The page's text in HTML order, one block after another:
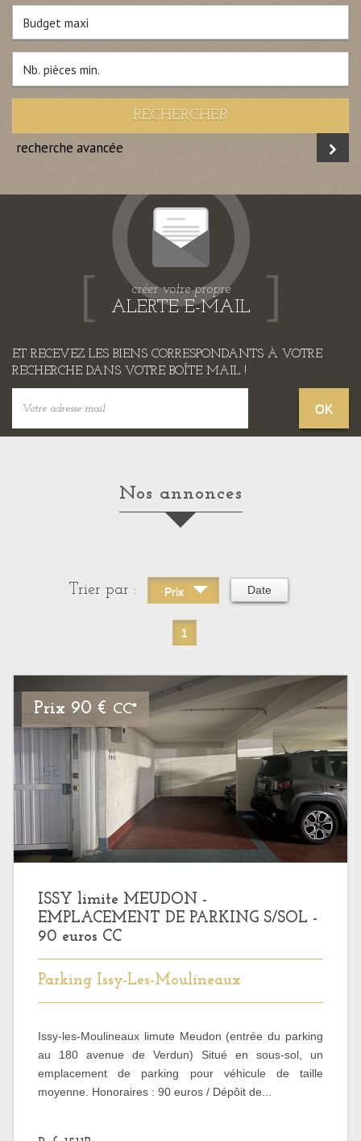
RECHERCHER
recherche avancée
créer votre propre
ALERTE E-MAIL
ET RECEVEZ LES BIENS CORRESPONDANTS À VOTRE
RECHERCHE DANS VOTRE BOÎTE MAIL !
OK
Nos annonces
Trier par : Prix Date
1
Prix 90 € CC*
ISSY limite MEUDON -
EMPLACEMENT DE PARKING S/SOL -
90 euros CC
Parking Issy-Les-Moulineaux
Issy-les-Moulineaux limute Meudon (entrée du parking
au 180 avenue de Verdun) Situé en sous-sol, un
emplacement de parking pour véhicule de taille
moyenne. Honoraires : 90 euros / Dépôit de...